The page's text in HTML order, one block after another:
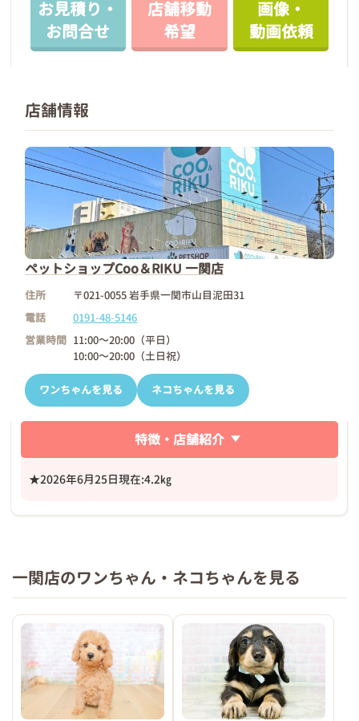
お見積り・
お問合せ
店舗移動
希望
画像・
動画依頼
店舗情報
ペットショップCoo＆RIKU 一関店
住所
〒021-0055 岩手県一関市山目泥田31
電話
0191-48-5146
営業時間 11:00～20:00（平日）
10:00～20:00（土日祝）
ワンちゃんを見る ネコちゃんを見る
特徴・店舗紹介
★2026年6月25日現在:4.2㎏
一関店のワンちゃん・ネコちゃんを見る